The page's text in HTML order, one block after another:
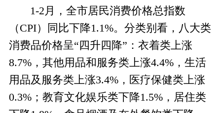
1-2 月，全市居民消费价格总指数
（CPI）同比下降1.1%。分类别看，八大类
消费品价格呈“ 四升四 降”：衣着类上涨
8.7%，其他用品和服务类上涨4.4%，生活
用品及服务类上涨3.4%， 医疗保健类上涨
0.3%； 教育文化娱乐类下降1.5%，居住类